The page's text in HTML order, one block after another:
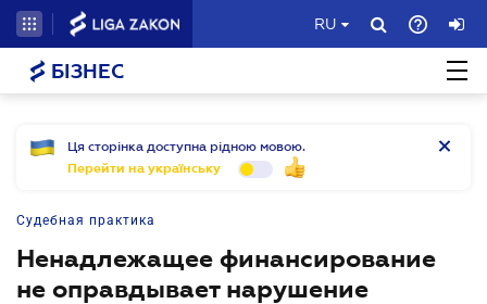
RU
БІЗНЕС
Ця сторінка доступна рідною мовою.
Перейти на українську
Судебная практика
Ненадлежащее финансирование
не оправдывает нарушение